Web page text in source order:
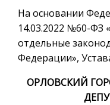
На основании
14.03.2022 №60-ФЗ
отдельные
Федерации»,
ОРЛОВСКИЙ